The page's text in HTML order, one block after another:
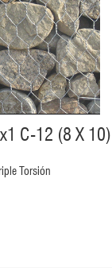
C-12 (8 X 10)
Torsión